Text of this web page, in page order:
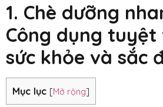
1. Chè dưỡng
Công dụng tuyệt
sức khỏe và sắc
Mục lục [Mở rộng]